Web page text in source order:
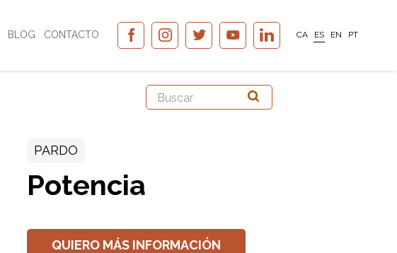
BLOG CONTACTO CA ES EN PT
PARDO
Potencia
QUIERO MÁS INFORMACIÓN